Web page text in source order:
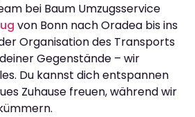
bei Baum Umzugsservice
von Bonn nach Oradea bis ins
Organisation des Transports
Gegenstände – wir
Du kannst dich entspannen
Zuhause freuen, während wir